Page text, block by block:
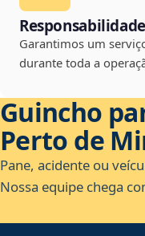
Garantimos um
durante toda a
Guincho
Perto de
Pane, acidente ou
Nossa equipe chega